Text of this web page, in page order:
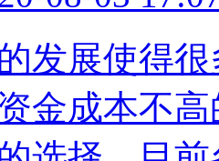
发展使得
金成本不